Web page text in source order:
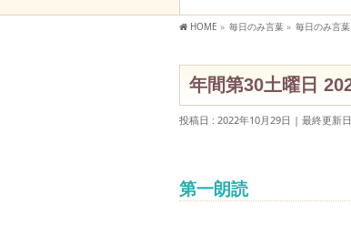
HOME » 毎日のみ言葉 » 毎日のみ言葉
年間第30土曜日
投稿日 : 2022年10月29日 最終更新
第一朗読